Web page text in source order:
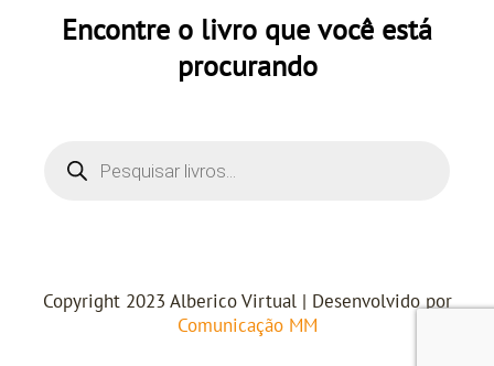
Encontre o livro que você está
procurando
Copyright 2023 Alberico Virtual | Desenvolvido por
Comunicação MM